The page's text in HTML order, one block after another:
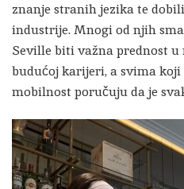
znanje stranih jezika te
industrije. Mnogi od njih
Seville biti važna prednost
budućoj karijeri, a svima
mobilnost poručuju da je